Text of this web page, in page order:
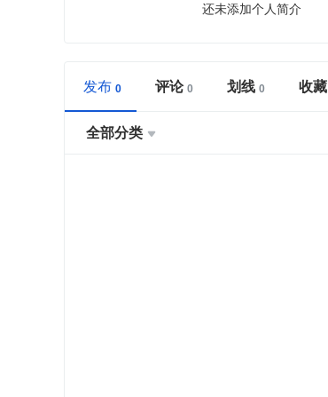
还未添加个人简介
发布 评论 划线 收藏
全部分类 